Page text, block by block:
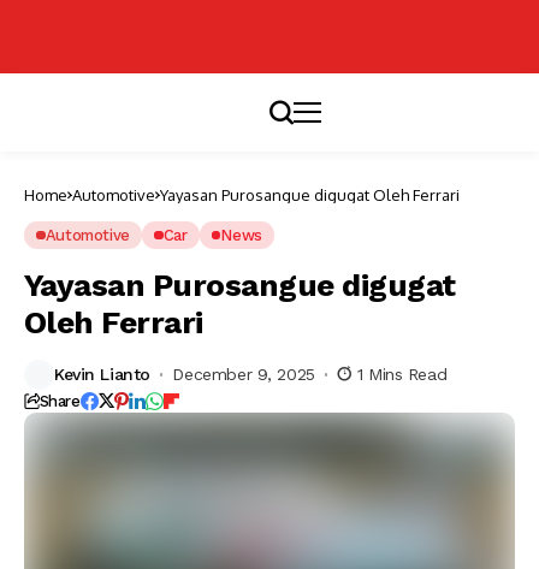
Home Automotive Yayasan Purosangue digugat Oleh Ferrari
Automotive Car News
Yayasan Purosangue digugat
Oleh Ferrari
Kevin Lianto December 9, 2025 1 Mins Read
Share